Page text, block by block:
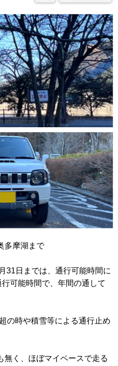
多摩湖まで
31日までは、通行可能時間に
可能時間で、年間の通して
の時や積雪等による通行止め
無く、ほぼマイペースで走る